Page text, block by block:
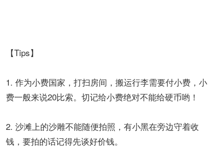
【Tips】
1. 作为小费国家，打扫房间，搬运行李需要付小费，小
费一般来说20比索。切记给小费绝对不能给硬币哟！
2. 沙滩上的沙雕不能随便拍照，有小黑在旁边守着收
钱，要拍的话记得先谈好价钱。